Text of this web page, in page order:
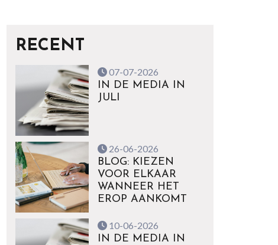
RECENT
07-07-2026
IN DE MEDIA IN
JULI
26-06-2026
BLOG: KIEZEN
VOOR ELKAAR
WANNEER HET
EROP AANKOMT
10-06-2026
IN DE MEDIA IN